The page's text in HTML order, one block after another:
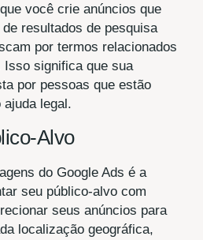
você crie anúncios que
resultados de pesquisa
por termos relacionados
Isso significa que sua
por pessoas que estão
legal.
Alvo
do Google Ads é a
seu público-alvo com
seus anúncios para
localização geográfica,